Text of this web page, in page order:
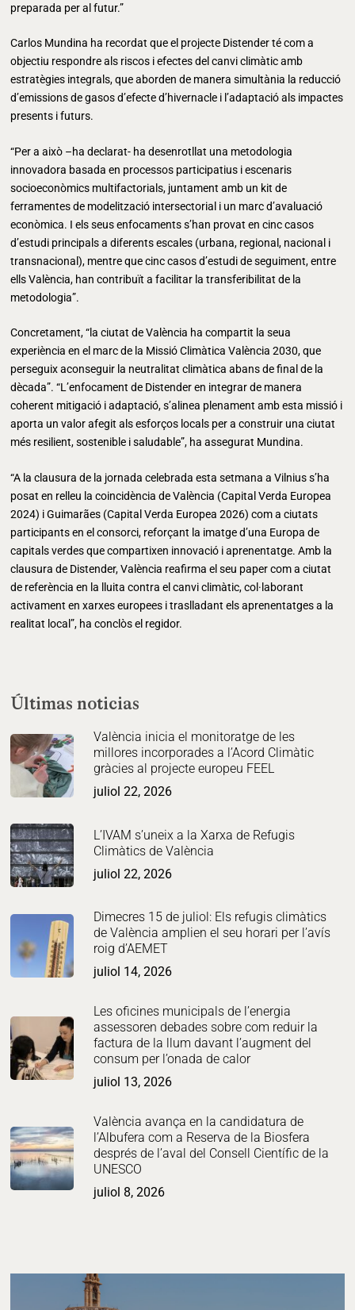
preparada per al futur.”
Carlos Mundina ha recordat que el projecte Distender té com a
objectiu respondre als riscos i efectes del canvi climàtic amb
estratègies integrals, que aborden de manera simultània la reducció
d’emissions de gasos d’efecte d’hivernacle i l’adaptació als impactes
presents i futurs.
“Per a això –ha declarat- ha desenrotllat una metodologia
innovadora basada en processos participatius i escenaris
socioeconòmics multifactorials, juntament amb un kit de
ferramentes de modelització intersectorial i un marc d’avaluació
econòmica. I els seus enfocaments s’han provat en cinc casos
d’estudi principals a diferents escales (urbana, regional, nacional i
transnacional), mentre que cinc casos d’estudi de seguiment, entre
ells València, han contribuït a facilitar la transferibilitat de la
metodologia”.
Concretament, “la ciutat de València ha compartit la seua
experiència en el marc de la Missió Climàtica València 2030, que
perseguix aconseguir la neutralitat climàtica abans de final de la
dècada”. “L’enfocament de Distender en integrar de manera
coherent mitigació i adaptació, s’alinea plenament amb esta missió i
aporta un valor afegit als esforços locals per a construir una ciutat
més resilient, sostenible i saludable”, ha assegurat Mundina.
“A la clausura de la jornada celebrada esta setmana a Vilnius s’ha
posat en relleu la coincidència de València (Capital Verda Europea
2024) i Guimarães (Capital Verda Europea 2026) com a ciutats
participants en el consorci, reforçant la imatge d’una Europa de
capitals verdes que compartixen innovació i aprenentatge. Amb la
clausura de Distender, València reafirma el seu paper com a ciutat
de referència en la lluita contra el canvi climàtic, col·laborant
activament en xarxes europees i traslladant els aprenentatges a la
realitat local”, ha conclòs el regidor.
Últimas noticias
València inicia el monitoratge de les
millores incorporades a l’Acord Climàtic
gràcies al projecte europeu FEEL
juliol 22, 2026
L’IVAM s’uneix a la Xarxa de Refugis
Climàtics de València
juliol 22, 2026
Dimecres 15 de juliol: Els refugis climàtics
de València amplien el seu horari per l’avís
roig d’AEMET
juliol 14, 2026
Les oficines municipals de l’energia
assessoren debades sobre com reduir la
factura de la llum davant l’augment del
consum per l’onada de calor
juliol 13, 2026
València avança en la candidatura de
l’Albufera com a Reserva de la Biosfera
després de l’aval del Consell Científic de la
UNESCO
juliol 8, 2026